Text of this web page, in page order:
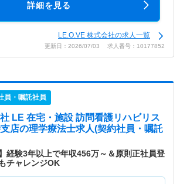
詳細を見る
LE.O.VE 株式会社の求人一覧
更新日：2026/07/03 求人番号：10177852
員・嘱託社員
LE 在宅・施設 訪問看護リハビリス
店の理学療法士求人(契約社員・嘱託
経験3年以上で年収456万～＆原則正社員登
チャレンジOK